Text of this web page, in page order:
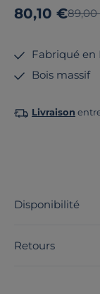
Nouveau prix
80,10 €
Fabriqué en
Bois massif
Livraison
Disponibilité
Retours